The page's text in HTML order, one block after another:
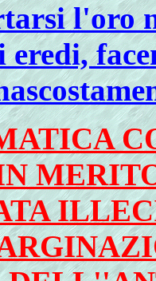
l'oro
eredi,